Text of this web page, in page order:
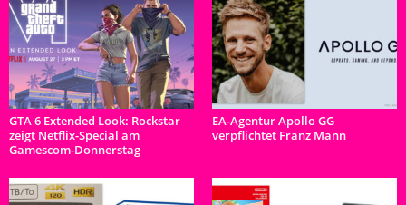
GTA 6 Extended Look: Rockstar
zeigt Netflix-Special am
Gamescom-Donnerstag
EA-Agentur Apollo GG
verpflichtet Franz Mann